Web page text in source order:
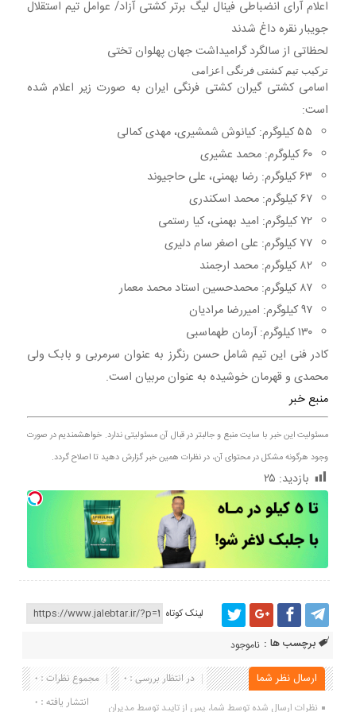
اعلام آرای انضباطی فینال لیگ برتر کشتی آزاد/ عوامل تیم استقلال
جویبار نقره داغ شدند
لحظاتی از سالگرد گرامیداشت جهان پهلوان تختی
ترکیب تیم کشتی فرنگی اعزامی
اسامی کشتی گیران کشتی فرنگی ایران به صورت زیر اعلام شده
است:
۵۵ کیلوگرم: کیانوش شمشیری، مهدی کمالی
۶۰ کیلوگرم: محمد عشیری
۶۳ کیلوگرم: رضا بهمنی، علی حاجیوند
۶۷ کیلوگرم: محمد اسکندری
۷۲ کیلوگرم: امید بهمنی، کیا رستمی
۷۷ کیلوگرم: علی اصغر سام دلیری
۸۲ کیلوگرم: محمد ارجمند
۸۷ کیلوگرم: محمدحسین استاد محمد معمار
۹۷ کیلوگرم: امیررضا مرادیان
۱۳۰ کیلوگرم: آرمان طهماسبی
کادر فنی این تیم شامل حسن رنگرز به عنوان سرمربی و بابک ولی
محمدی و قهرمان خوشیده به عنوان مربیان است.
منبع خبر
مسئولیت این خبر با سایت منبع و جالبتر در قبال آن مسئولیتی ندارد. خواهشمندیم در صورت
وجود هرگونه مشکل در محتوای آن، در نظرات همین خبر گزارش دهید تا اصلاح گردد.
بازدید: ۲۵
لینک کوتاه
برچسب ها : ناموجود
ارسال نظر شما مجموع نظرات : 0
در انتظار بررسی : 0
انتشار یافته : 0
نظرات ارسال شده توسط شما، پس از تایید توسط مدیران